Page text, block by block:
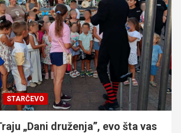
STARČEVO
„Dani druženja”, evo šta vas